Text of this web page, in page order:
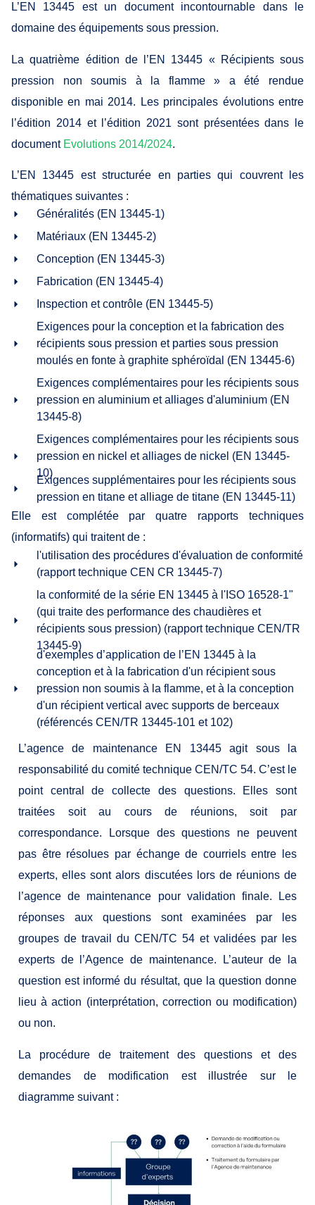
L’EN 13445 est un document incontournable dans le
domaine des équipements sous pression.
La quatrième édition de l’EN 13445 « Récipients sous
pression non soumis à la flamme » a été rendue
disponible en mai 2014. Les principales évolutions entre
l’édition 2014 et l’édition 2021 sont présentées dans le
document Evolutions 2014/2024.
L’EN 13445 est structurée en parties qui couvrent les
thématiques suivantes :
Généralités (EN 13445-1)
Matériaux (EN 13445-2)
Conception (EN 13445-3)
Fabrication (EN 13445-4)
Inspection et contrôle (EN 13445-5)
Exigences pour la conception et la fabrication des
récipients sous pression et parties sous pression
moulés en fonte à graphite sphéroïdal (EN 13445-6)
Exigences complémentaires pour les récipients sous
pression en aluminium et alliages d'aluminium (EN
13445-8)
Exigences complémentaires pour les récipients sous
pression en nickel et alliages de nickel (EN 13445-
10)
Exigences supplémentaires pour les récipients sous
pression en titane et alliage de titane (EN 13445-11)
Elle est complétée par quatre rapports techniques
(informatifs) qui traitent de :
l'utilisation des procédures d'évaluation de conformité
(rapport technique CEN CR 13445-7)
la conformité de la série EN 13445 à l'ISO 16528-1"
(qui traite des performance des chaudières et
récipients sous pression) (rapport technique CEN/TR
13445-9)
d'exemples d’application de l’EN 13445 à la
conception et à la fabrication d'un récipient sous
pression non soumis à la flamme, et à la conception
d'un récipient vertical avec supports de berceaux
(référencés CEN/TR 13445-101 et 102)
L’agence de maintenance EN 13445 agit sous la
responsabilité du comité technique CEN/TC 54. C’est le
point central de collecte des questions. Elles sont
traitées soit au cours de réunions, soit par
correspondance. Lorsque des questions ne peuvent
pas être résolues par échange de courriels entre les
experts, elles sont alors discutées lors de réunions de
l’agence de maintenance pour validation finale. Les
réponses aux questions sont examinées par les
groupes de travail du CEN/TC 54 et validées par les
experts de l’Agence de maintenance. L’auteur de la
question est informé du résultat, que la question donne
lieu à action (interprétation, correction ou modification)
ou non.
La procédure de traitement des questions et des
demandes de modification est illustrée sur le
diagramme suivant :